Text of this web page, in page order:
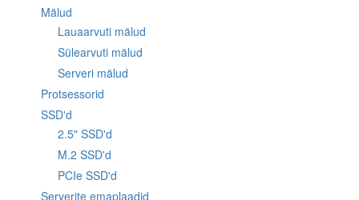
Mälud
Lauaarvuti mälud
Sülearvuti mälud
Serveri mälud
Protsessorid
SSD'd
2.5" SSD'd
M.2 SSD'd
PCIe SSD'd
Serverite emaplaadid